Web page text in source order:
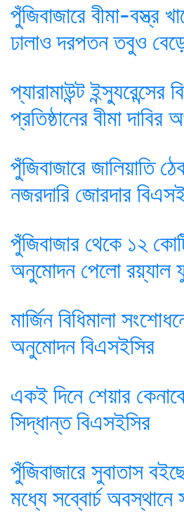
পুঁজিবাজারে বীমা-বস্ত্র
ঢালাও দরপতন তবুও
প্যারামাউন্ট ইন্স্যুরেন্সের
প্রতিষ্ঠানের বীমা দাবির
পুঁজিবাজারে জালিয়াতি
নজরদারি জোরদার
পুঁজিবাজার থেকে ১২
অনুমোদন পেলো রয়্যাল
মার্জিন বিধিমালা
অনুমোদন বিএসইসির
একই দিনে শেয়ার
সিদ্ধান্ত বিএসইসির
পুঁজিবাজারে সুবাতাস
মধ্যে সব্বোর্চ